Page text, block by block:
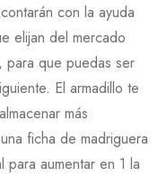
con la ayuda
elijan del mercado
para que puedas ser
El armadillo te
más
ficha de madriguera
para aumentar en 1 la